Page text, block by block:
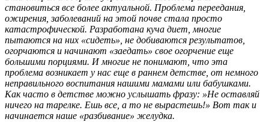
становиться все более актуальной. Проблема переедания,
ожирения, заболеваний на этой почве стала просто
катастрофической. Разработана куча диет, многие
пытаются на них «сидеть», не добиваются результатов,
огорчаются и начинают «заедать» свое огорчение еще
большими порциями. И многие не понимают, что эта
проблема возникает у нас еще в раннем детстве, от немного
неправильного воспитания нашими мамами или бабушками.
Как часто в детстве можно услышать фразу: »Не оставляй
ничего на тарелке. Ешь все, а то не вырастешь!» Вот так и
начинается наше «разбивание» желудка.